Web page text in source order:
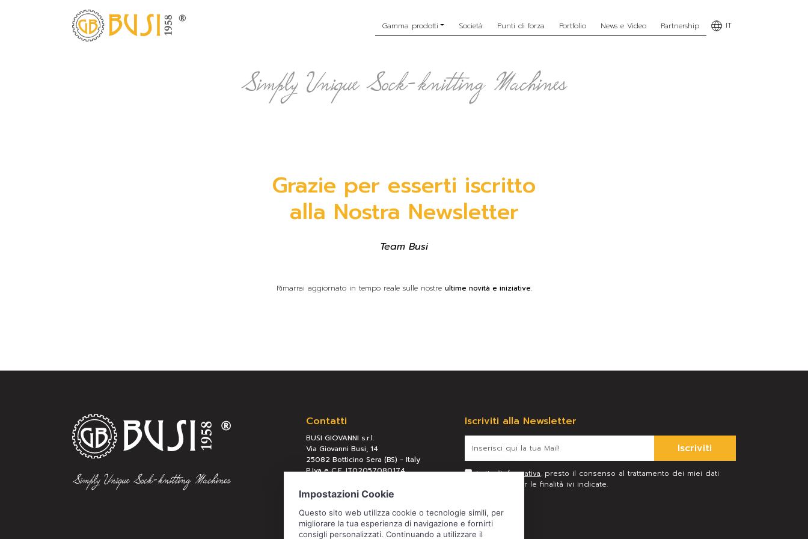
Gamma prodotti Società Punti di forza Portfolio News e Video Partnership IT
Grazie per esserti iscritto
alla Nostra Newsletter
Team Busi
Rimarrai aggiornato in tempo reale sulle nostre ultime novità e iniziative.
Contatti
BUSI GIOVANNI s.r.l.
Via Giovanni Busi, 14
25082 Botticino Sera (BS) - Italy
P.Iva e C.F. IT02057080174
Tel:+39 030 2190304
Mail:
busi@busigiovanni.com
Iscriviti alla Newsletter
Iscriviti
Letta l’informativa, presto il consenso al trattamento dei miei dati
personali per le finalità ivi indicate.